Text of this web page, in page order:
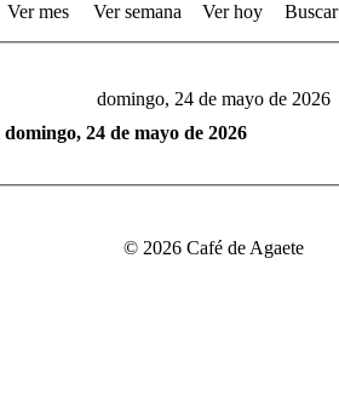
Ver mes Ver semana Ver hoy Buscar
domingo, 24 de mayo de 2026
domingo, 24 de mayo de 2026
© 2026 Café de Agaete